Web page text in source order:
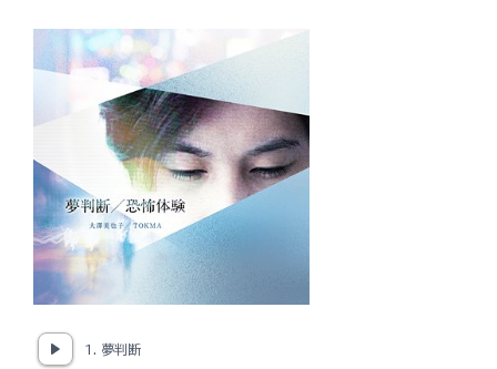
1. 夢判断